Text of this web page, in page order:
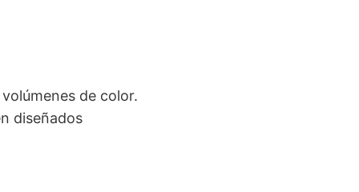
de color.
diseñados